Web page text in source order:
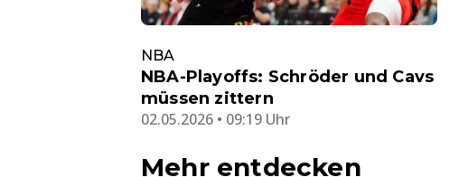
NBA
NBA-Playoffs: Schröder und Cavs
müssen zittern
02.05.2026 • 09:19 Uhr
Mehr entdecken